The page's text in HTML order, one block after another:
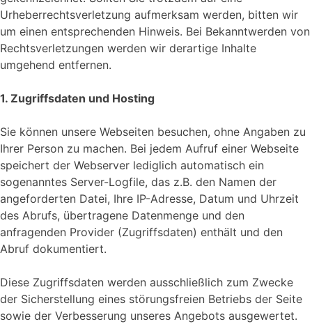
Urheberrechtsverletzung aufmerksam werden, bitten wir
um einen entsprechenden Hinweis. Bei Bekanntwerden von
Rechtsverletzungen werden wir derartige Inhalte
umgehend entfernen.
1. Zugriffsdaten und Hosting
Sie können unsere Webseiten besuchen, ohne Angaben zu
Ihrer Person zu machen. Bei jedem Aufruf einer Webseite
speichert der Webserver lediglich automatisch ein
sogenanntes Server-Logfile, das z.B. den Namen der
angeforderten Datei, Ihre IP-Adresse, Datum und Uhrzeit
des Abrufs, übertragene Datenmenge und den
anfragenden Provider (Zugriffsdaten) enthält und den
Abruf dokumentiert.
Diese Zugriffsdaten werden ausschließlich zum Zwecke
der Sicherstellung eines störungsfreien Betriebs der Seite
sowie der Verbesserung unseres Angebots ausgewertet.